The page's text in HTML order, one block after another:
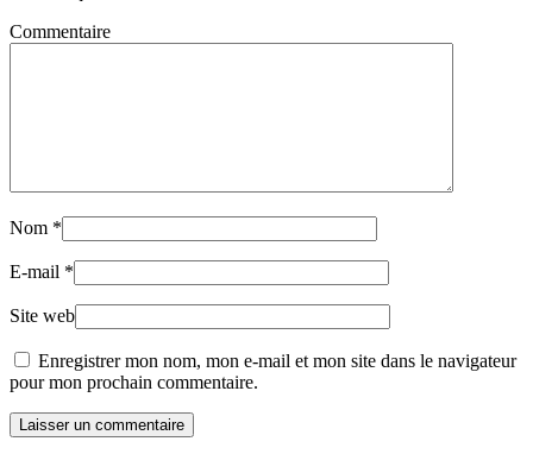
Commentaire
Nom *
E-mail *
Site web
Enregistrer mon nom, mon e-mail et mon site dans le navigateur
pour mon prochain commentaire.
Laisser un commentaire